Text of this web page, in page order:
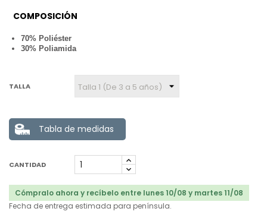
COMPOSICIÓN
70% Poliéster
30% Poliamida
TALLA
Tabla de medidas
CANTIDAD
Cómpralo ahora y recíbelo entre lunes 10/08 y martes 11/08
Fecha de entrega estimada para península.